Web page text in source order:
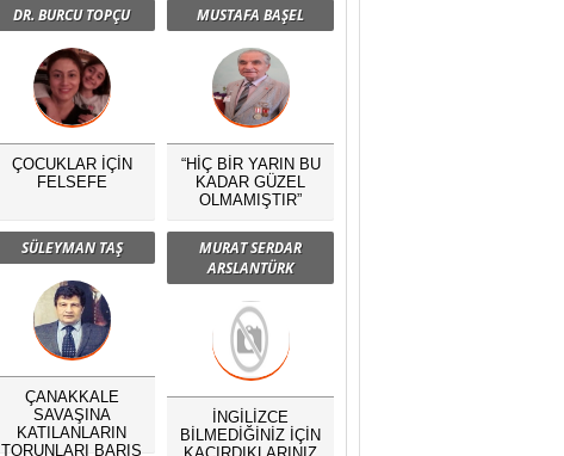
DR. BURCU TOPÇU
ÇOCUKLAR İÇİN
FELSEFE
MUSTAFA BAŞEL
“HİÇ BİR YARIN BU
KADAR GÜZEL
OLMAMIŞTIR”
SÜLEYMAN TAŞ
ÇANAKKALE
SAVAŞINA
KATILANLARIN
TORUNLARI BARIŞ
MURAT SERDAR
ARSLANTÜRK
İNGİLİZCE
BİLMEDİĞİNİZ İÇİN